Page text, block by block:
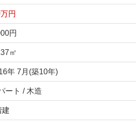
円
円
㎡
年 7月(築10年)
ート / 木造
建